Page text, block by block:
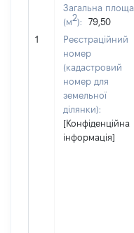
1
Загальна площа
(м2):
79,50
Реєстраційний
номер
(кадастровий
номер для
земельної
ділянки):
[Конфіденційна
інформація]